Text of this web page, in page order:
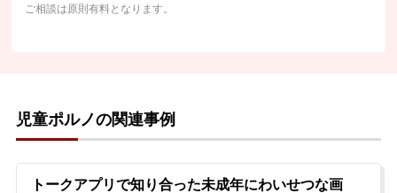
ご相談は原則有料となります。
児童ポルノの関連事例
トークアプリで知り合った未成年にわいせつな画